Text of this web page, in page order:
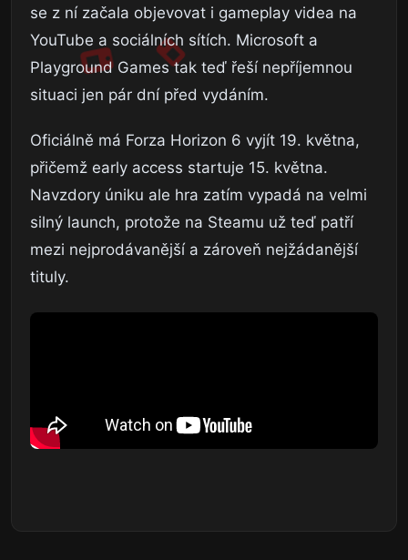
se z ní začala objevovat i gameplay videa na
YouTube a sociálních sítích. Microsoft a
Playground Games tak teď řeší nepříjemnou
situaci jen pár dní před vydáním.
Oficiálně má Forza Horizon 6 vyjít 19. května,
přičemž early access startuje 15. května.
Navzdory úniku ale hra zatím vypadá na velmi
silný launch, protože na Steamu už teď patří
mezi nejprodávanější a zároveň nejžádanější
tituly.